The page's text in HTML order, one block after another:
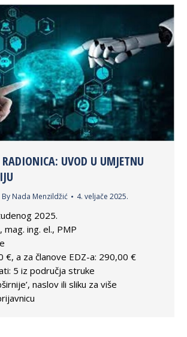
RADIONICA: UVOD U UMJETNU
By Nada Menzildžić 4. veljače 2025.
2025.
ing. el., PMP
€, a za članove EDZ-a: 290,00 €
5 iz područja struke
naslov ili sliku za više